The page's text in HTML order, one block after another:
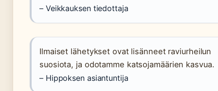
– Veikkauksen tiedottaja
Ilmaiset lähetykset ovat lisänneet raviurheilun
suosiota, ja odotamme katsojamäärien kasvua.
– Hippoksen asiantuntija